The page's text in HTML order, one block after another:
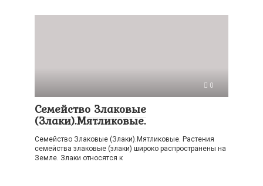
0
Семейство Злаковые
(Злаки).Мятликовые.
Семейство Злаковые (Злаки).Мятликовые. Растения
семейства злаковые (злаки) широко распространены на
Земле. Злаки относятся к